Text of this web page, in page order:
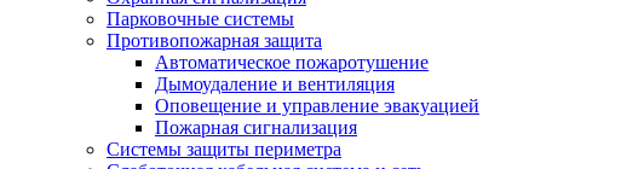
Парковочные системы
Противопожарная защита
Автоматическое пожаротушение
Дымоудаление и вентиляция
Оповещение и управление эвакуацией
Пожарная сигнализация
Системы защиты периметра